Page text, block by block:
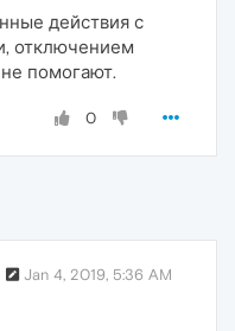
действия с
отключением
помогают.
0
Jan 4, 2019, 5:36 AM